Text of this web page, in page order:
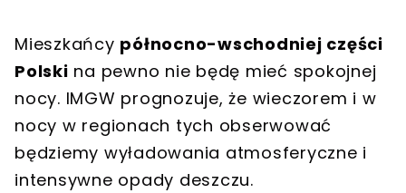
Mieszkańcy północno-wschodniej części
Polski na pewno nie będę mieć spokojnej
nocy. IMGW prognozuje, że wieczorem i w
nocy w regionach tych obserwować
będziemy wyładowania atmosferyczne i
intensywne opady deszczu.